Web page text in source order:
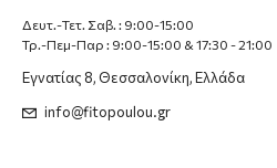
Δευτ.-Τετ. Σαβ. : 9:00-15:00
Τρ.-Πεμ-Παρ : 9:00-15:00 & 17:30 - 21:00
Εγνατίας 8, Θεσσαλονίκη, Ελλάδα
info@fitopoulou.gr